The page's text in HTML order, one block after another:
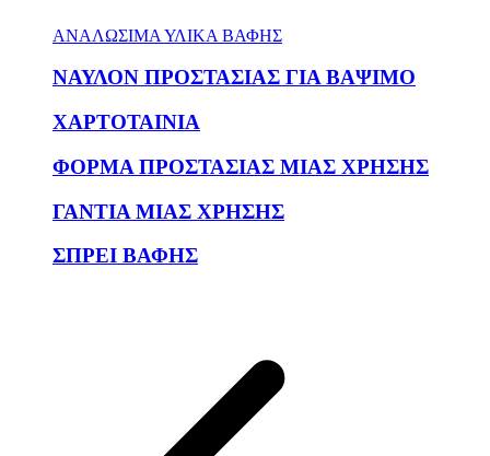
ΑΝΑΛΩΣΙΜΑ ΥΛΙΚΑ ΒΑΦΗΣ
ΝΑΥΛΟΝ ΠΡΟΣΤΑΣΙΑΣ ΓΙΑ ΒΑΨΙΜΟ
ΧΑΡΤΟΤΑΙΝΙΑ
ΦΟΡΜΑ ΠΡΟΣΤΑΣΙΑΣ ΜΙΑΣ ΧΡΗΣΗΣ
ΓΑΝΤΙΑ ΜΙΑΣ ΧΡΗΣΗΣ
ΣΠΡΕΙ ΒΑΦΗΣ